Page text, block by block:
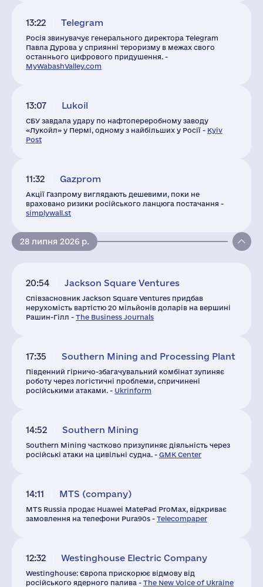
13:22 Telegram
Росія звинувачує генерального директора Telegram
Павла Дурова у сприянні тероризму в межах свого
останнього цифрового придушення. -
MyWabashValley.com
13:07 Lukoil
СБУ завдала удару по нафтопереробному заводу
«Лукойл» у Пермі, одному з найбільших у Росії - Kyiv
Post
11:32 Gazprom
Акції Газпрому виглядають дешевими, поки не
враховано ризики російського ланцюга постачання -
simplywall.st
28 липня 2026 р.
20:54 Jackson Square Ventures
Співзасновник Jackson Square Ventures придбав
нерухомість вартістю 20 мільйонів доларів на вершині
Рашин-Гілл - The Business Journals
17:35 Southern Mining and Processing Plant
Південний гірничо-збагачувальний комбінат зупиняє
роботу через логістичні проблеми, спричинені
російськими атаками. - Ukrinform
14:52 Southern Mining
Southern Mining частково призупиняє діяльність через
російські атаки на цивільні судна. - GMK Center
14:11 MTS (company)
MTS Russia продає Huawei MatePad ProMax, відкриває
замовлення на телефони Pura90s - Telecompaper
12:32 Westinghouse Electric Company
Westinghouse: Європа прискорює відмову від
російського ядерного палива - The New Voice of Ukraine